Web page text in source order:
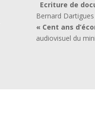
Ecriture de
Bernard
« Cent ans
audiovisuel du